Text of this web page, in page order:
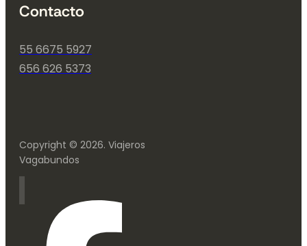
Contacto
55 6675 5927
656 626 5373
Copyright © 2026. Viajeros
Vagabundos